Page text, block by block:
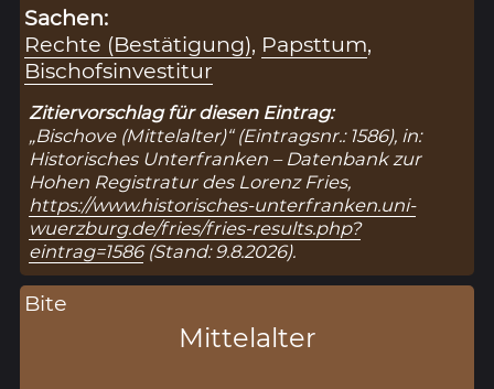
Sachen:
Rechte (Bestätigung), Papsttum,
Bischofsinvestitur
Zitiervorschlag für diesen Eintrag:
„Bischove (Mittelalter)“ (Eintragsnr.: 1586), in:
Historisches Unterfranken – Datenbank zur
Hohen Registratur des Lorenz Fries,
https://www.historisches-unterfranken.uni-
wuerzburg.de/fries/fries-results.php?
eintrag=1586(Stand: 9.8.2026).
Bite
Mittelalter